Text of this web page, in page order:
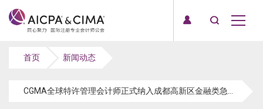
首页 新闻动态